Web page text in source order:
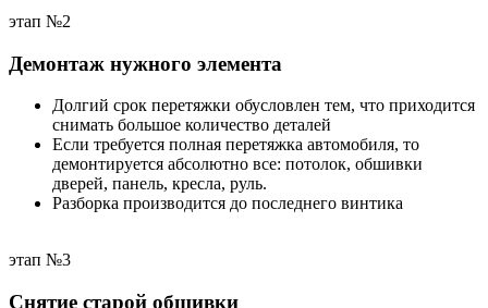
этап №2
Демонтаж нужного элемента
Долгий срок перетяжки обусловлен тем, что приходится
снимать большое количество деталей
Если требуется полная перетяжка автомобиля, то
демонтируется абсолютно все: потолок, обшивки
дверей, панель, кресла, руль.
Разборка производится до последнего винтика
этап №3
Снятие старой обшивки